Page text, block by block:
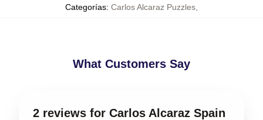
Categorías: Carlos Alcaraz Puzzles
What Customers Say
2 reviews for Carlos Alcaraz Spain